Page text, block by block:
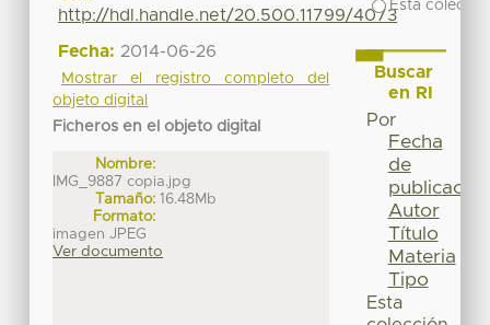
http://hdl.handle.net/20.500.11799/4073
Fecha: 2014-06-26
Mostrar el registro completo del
objeto digital
Ficheros en el objeto digital
Nombre:
IMG_9887 copia.jpg
Tamaño: 16.48Mb
Formato:
imagen JPEG
Ver documento
Esta
Buscar
en RI
Por
Fecha
de
publicación
Autor
Título
Materia
Tipo
Esta